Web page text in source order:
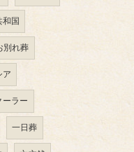
和国
別れ葬
ア
ーラー
一日葬